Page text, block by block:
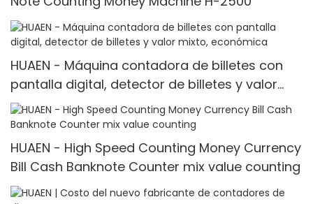
HUAEN - Máquina contadora de billetes con
pantalla digital, detector de billetes y valor
mixto, económica
HUAEN - High Speed Counting Money Currency
Bill Cash Banknote Counter mix value counting